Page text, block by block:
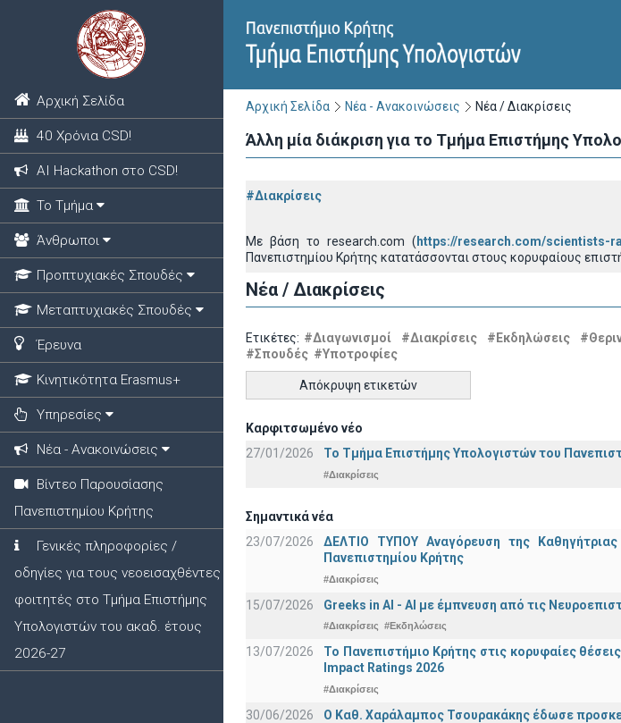
Αρχική Σελίδα
40 Χρόνια CSD!
ΑΙ Hackathon στο CSD!
Το Τμήμα
Άνθρωποι
Προπτυχιακές Σπουδές
Μεταπτυχιακές Σπουδές
Έρευνα
Κινητικότητα Erasmus+
Υπηρεσίες
Νέα - Ανακοινώσεις
Βίντεο Παρουσίασης
Πανεπιστημίου Κρήτης
Γενικές πληροφορίες /
οδηγίες για τους νεοεισαχθέντες
φοιτητές στο Τμήμα Επιστήμης
Υπολογιστών του ακαδ. έτους
2026-27
Αρχική Σελίδα Νέα - Ανακοινώσεις Νέα / Διακρίσεις
Άλλη μία διάκριση για το Τμήμα Επιστήμης
#Διακρίσεις
Με βάση το research.com ( https://research.com/scientists-
Πανεπιστημίου Κρήτης κατατάσσονται στους κορυφαίους
Νέα / Διακρίσεις
Ετικέτες: #Διαγωνισμοί #Διακρίσεις #Εκδηλώσεις
#Σπουδές #Υποτροφίες
Απόκρυψη ετικετών
Καρφιτσωμένο νέο
27/01/2026
Το Τμήμα Επιστήμης Υπολογιστών του
#Διακρίσεις
Σημαντικά νέα
23/07/2026
ΔΕΛΤΙΟ ΤΥΠΟΥ Αναγόρευση της
Πανεπιστημίου Κρήτης
#Διακρίσεις
15/07/2026 Greeks in AI - ΑΙ με έμπνευση από τις
#Διακρίσεις #Εκδηλώσεις
13/07/2026
Το Πανεπιστήμιο Κρήτης στις κορυφαίες
Impact Ratings 2026
#Διακρίσεις
30/06/2026 Ο Καθ. Χαράλαμπος Τσουρακάκης έδωσε